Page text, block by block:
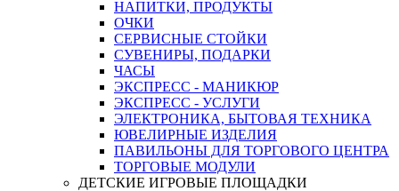
НАПИТКИ, ПРОДУКТЫ
ОЧКИ
СЕРВИСНЫЕ СТОЙКИ
СУВЕНИРЫ, ПОДАРКИ
ЧАСЫ
ЭКСПРЕСС - МАНИКЮР
ЭКСПРЕСС - УСЛУГИ
ЭЛЕКТРОНИКА, БЫТОВАЯ ТЕХНИКА
ЮВЕЛИРНЫЕ ИЗДЕЛИЯ
ПАВИЛЬОНЫ ДЛЯ ТОРГОВОГО ЦЕНТРА
ТОРГОВЫЕ МОДУЛИ
ДЕТСКИЕ ИГРОВЫЕ ПЛОЩАДКИ